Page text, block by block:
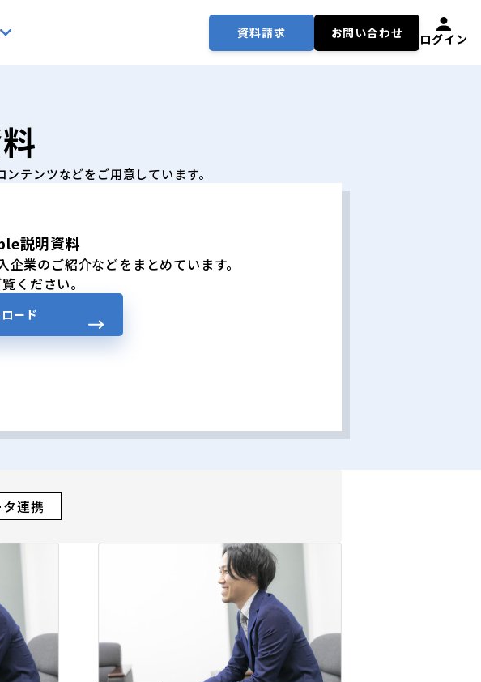
資料請求 お問い合わせ ログイン
テンツなどをご用意しています。
説明資料
業のご紹介などをまとめています。
ください。
ード
連携